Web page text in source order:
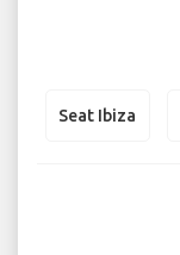
Seat Ibiza